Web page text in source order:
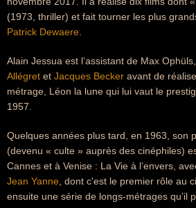
(1973, thriller) et fait tourner les plus
Patrick Dewaere
Alain Jessua est l’assistant de Max Ophüls,
Allégret et Jacques Becker avant de
métrage, Léon la lune qui lui vaut le
1957.
Quelques années plus tard, en 1963, son
(devenu « culte » auprès des cinéphiles)
Cannes et à Venise : La Vie à l’envers,
Jean Yanne , dont c'est le premier rôle au
ensuite une série de longs-métrages qu’il